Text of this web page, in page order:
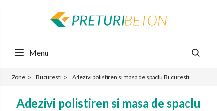
Menu
Zone ＞ Bucuresti ＞ Adezivi polistiren si masa de spaclu Bucuresti
Adezivi polistiren si masa de spaclu